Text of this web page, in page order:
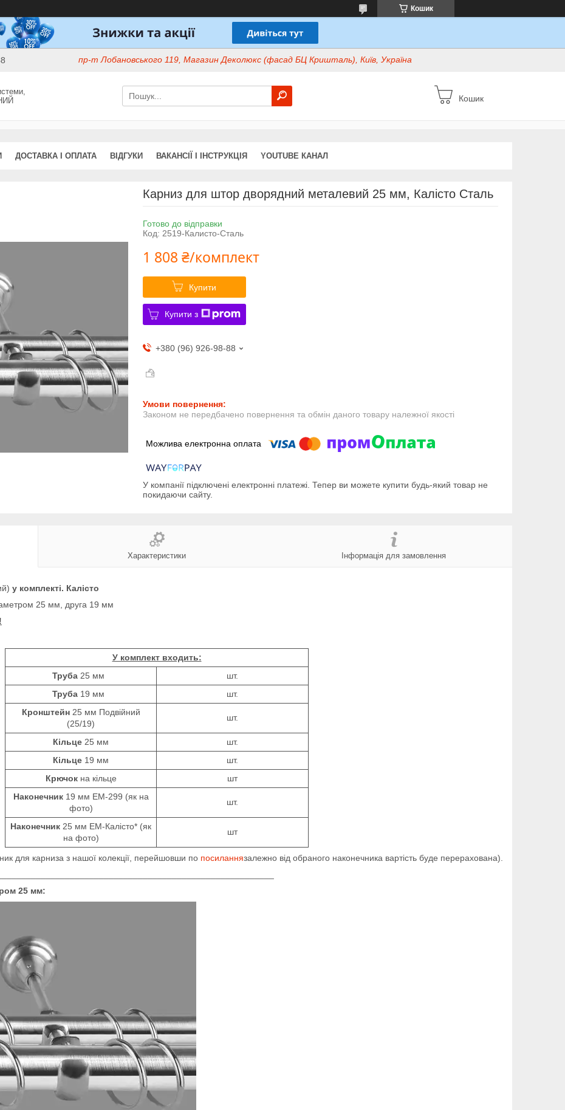
Кошик
пр-т Лобановського 119, Магазин Деколюкс (фасад БЦ Кришталь), Київ, Україна
Кошик
ДОСТАВКА І ОПЛАТА ВІДГУКИ ВАКАНСІЇ І ІНСТРУКЦІЯ YOUTUBE КАНАЛ
Карниз для штор дворядний металевий 25 мм, Калісто Сталь
Готово до відправки
Код: 2519-Калисто-Сталь
1 808 ₴/комплект
Купити
Купити з
+380 (96) 926-98-88
Законом не передбачено повернення та обмін даного товару належної якості
У компанії підключені електронні платежі. Тепер ви можете купити будь-який товар не
покидаючи сайту.
Характеристики Інформація для замовлення
у комплекті. Калісто
25 мм, друга 19 мм
У комплект входить:
Труба 25 мм
шт.
Труба 19 мм
шт.
Кронштейн 25 мм Подвійний
(25/19)
шт.
Кільце 25 мм
шт.
Кільце 19 мм
шт.
Крючок на кільце
шт
Наконечник 19 мм ЕМ-299 (як на
фото)
шт.
Наконечник 25 мм ЕМ-Калісто* (як
на фото)
шт
для карниза з нашої колекції, перейшовши по посиланнязалежно від обраного наконечника вартість буде перерахована).
25 мм: